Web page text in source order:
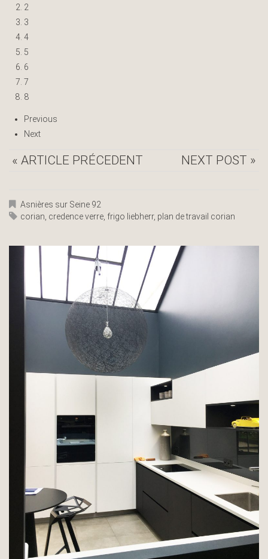
2
3
4
5
6
7
8
Previous
Next
« ARTICLE PRÉCEDENT NEXT POST »
Asnières sur Seine 92
corian credence verre, frigo liebherr, plan de travail corian